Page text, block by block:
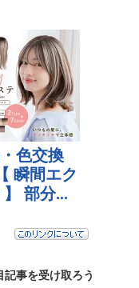
記事を受け取ろう